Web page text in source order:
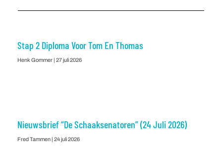
Stap 2 Diploma Voor Tom En Thomas
Henk Gommer 27 juli 2026
Nieuwsbrief “De Schaaksenatoren” (24 Juli 2026)
Fred Tammen 24 juli 2026